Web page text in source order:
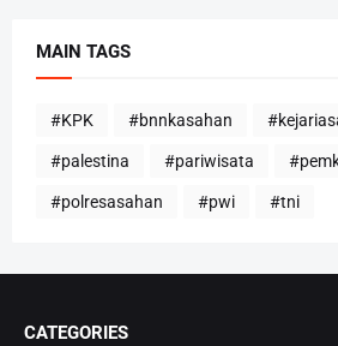
MAIN TAGS
#KPK #bnnkasahan
#palestina #pariwisata
#polresasahan #pwi #tni
CATEGORIES